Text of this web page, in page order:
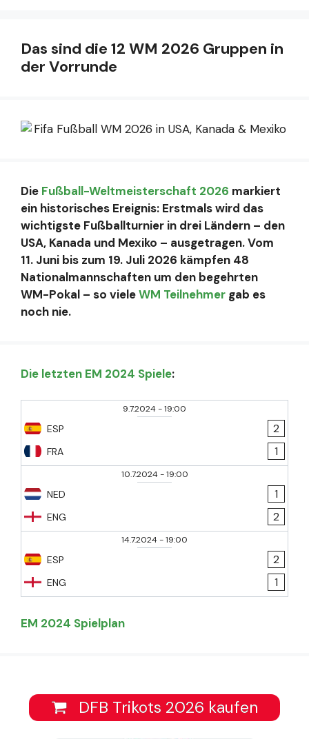
Das sind die 12 WM 2026 Gruppen in
der Vorrunde
Die Fußball-Weltmeisterschaft 2026 markiert
ein historisches Ereignis: Erstmals wird das
wichtigste Fußballturnier in drei Ländern – den
USA, Kanada und Mexiko – ausgetragen. Vom
11. Juni bis zum 19. Juli 2026 kämpfen 48
Nationalmannschaften um den begehrten
WM-Pokal – so vieleWM Teilnehmer gab es
noch nie.
Die letzten EM 2024 Spiele:
9.7.2024-19:00
ESP
FRA
2
1
10.7.2024-19:00
NED
ENG
1
2
14.7.2024-19:00
ESP
ENG
2
1
EM 2024 Spielplan
DFB Trikots 2026 kaufen